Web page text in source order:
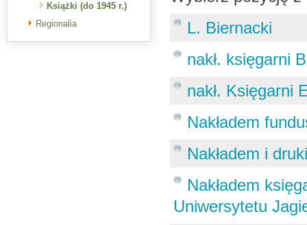
Książki (do 1945 r.)
Regionalia
L. Biernacki
nakł. księgarni
nakł. Księgarni
Nakładem
Nakładem i
Nakładem
Uniwersytetu